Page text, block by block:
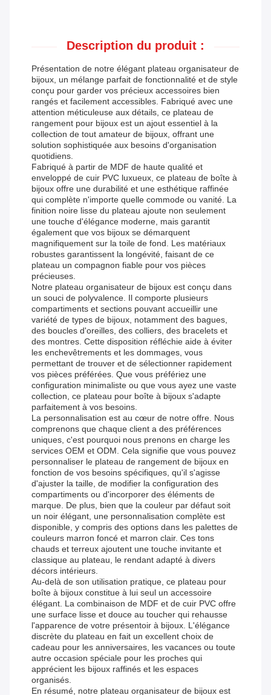
Description du produit :
Présentation de notre élégant plateau organisateur de
bijoux, un mélange parfait de fonctionnalité et de style
conçu pour garder vos précieux accessoires bien
rangés et facilement accessibles. Fabriqué avec une
attention méticuleuse aux détails, ce plateau de
rangement pour bijoux est un ajout essentiel à la
collection de tout amateur de bijoux, offrant une
solution sophistiquée aux besoins d'organisation
quotidiens.
Fabriqué à partir de MDF de haute qualité et
enveloppé de cuir PVC luxueux, ce plateau de boîte à
bijoux offre une durabilité et une esthétique raffinée
qui complète n'importe quelle commode ou vanité. La
finition noire lisse du plateau ajoute non seulement
une touche d'élégance moderne, mais garantit
également que vos bijoux se démarquent
magnifiquement sur la toile de fond. Les matériaux
robustes garantissent la longévité, faisant de ce
plateau un compagnon fiable pour vos pièces
précieuses.
Notre plateau organisateur de bijoux est conçu dans
un souci de polyvalence. Il comporte plusieurs
compartiments et sections pouvant accueillir une
variété de types de bijoux, notamment des bagues,
des boucles d'oreilles, des colliers, des bracelets et
des montres. Cette disposition réfléchie aide à éviter
les enchevêtrements et les dommages, vous
permettant de trouver et de sélectionner rapidement
vos pièces préférées. Que vous préfériez une
configuration minimaliste ou que vous ayez une vaste
collection, ce plateau pour boîte à bijoux s'adapte
parfaitement à vos besoins.
La personnalisation est au cœur de notre offre. Nous
comprenons que chaque client a des préférences
uniques, c'est pourquoi nous prenons en charge les
services OEM et ODM. Cela signifie que vous pouvez
personnaliser le plateau de rangement de bijoux en
fonction de vos besoins spécifiques, qu'il s'agisse
d'ajuster la taille, de modifier la configuration des
compartiments ou d'incorporer des éléments de
marque. De plus, bien que la couleur par défaut soit
un noir élégant, une personnalisation complète est
disponible, y compris des options dans les palettes de
couleurs marron foncé et marron clair. Ces tons
chauds et terreux ajoutent une touche invitante et
classique au plateau, le rendant adapté à divers
décors intérieurs.
Au-delà de son utilisation pratique, ce plateau pour
boîte à bijoux constitue à lui seul un accessoire
élégant. La combinaison de MDF et de cuir PVC offre
une surface lisse et douce au toucher qui rehausse
l'apparence de votre présentoir à bijoux. L'élégance
discrète du plateau en fait un excellent choix de
cadeau pour les anniversaires, les vacances ou toute
autre occasion spéciale pour les proches qui
apprécient les bijoux raffinés et les espaces
organisés.
En résumé, notre plateau organisateur de bijoux est